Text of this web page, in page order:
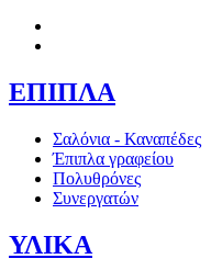
ΕΠΙΠΛΑ
Σαλόνια - Καναπέδες
Έπιπλα γραφείου
Πολυθρόνες
Συνεργατών
ΥΛΙΚΑ